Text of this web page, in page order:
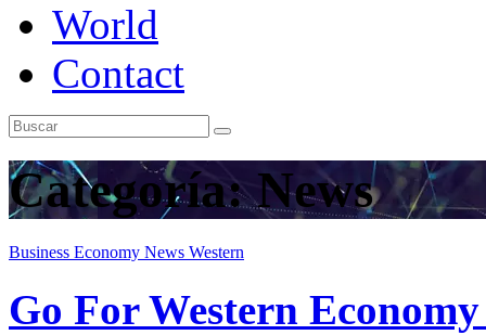
World
Contact
Categoría:News
Business Economy News Western
Go For Western